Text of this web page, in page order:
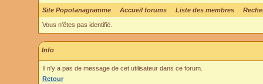
Site Popotanagramme
Accueil forums Liste des membres
Vous n'êtes pas identifié.
Info
Il n'y a pas de message de cet utilisateur dans ce forum.
Retour